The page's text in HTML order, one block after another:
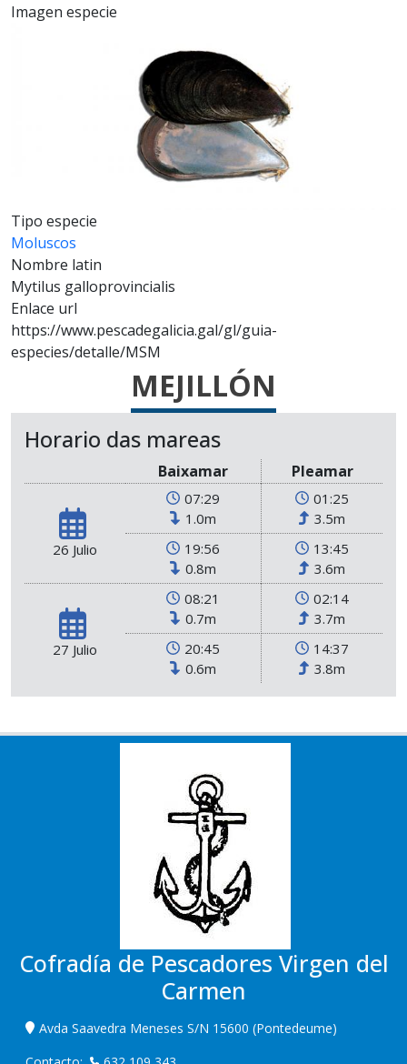
Imagen especie
Tipo especie
Moluscos
Nombre latin
Mytilus galloprovincialis
Enlace url
https://www.pescadegalicia.gal/gl/guia-
especies/detalle/MSM
MEJILLÓN
Horario das mareas
Baixamar Pleamar
26 Julio
07:29
1.0m
01:25
3.5m
19:56
0.8m
13:45
3.6m
27 Julio
08:21
0.7m
02:14
3.7m
20:45
0.6m
14:37
3.8m
Cofradía de Pescadores Virgen del
Carmen
Avda Saavedra Meneses S/N 15600 (Pontedeume)